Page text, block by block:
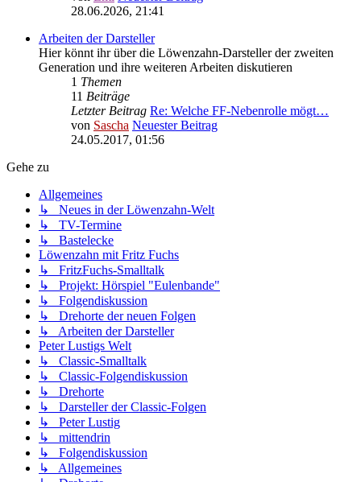
28.06.2026, 21:41
Arbeiten der Darsteller
Hier könnt ihr über die Löwenzahn-Darsteller der zweiten
Generation und ihre weiteren Arbeiten diskutieren
1 Themen
11 Beiträge
Letzter Beitrag Re: Welche FF-Nebenrolle mögt…
von Sascha Neuester Beitrag
24.05.2017, 01:56
Gehe zu
Allgemeines
↳ Neues in der Löwenzahn-Welt
↳ TV-Termine
↳ Bastelecke
Löwenzahn mit Fritz Fuchs
↳ FritzFuchs-Smalltalk
↳ Projekt: Hörspiel "Eulenbande"
↳ Folgendiskussion
↳ Drehorte der neuen Folgen
↳ Arbeiten der Darsteller
Peter Lustigs Welt
↳ Classic-Smalltalk
↳ Classic-Folgendiskussion
↳ Drehorte
↳ Darsteller der Classic-Folgen
↳ Peter Lustig
↳ mittendrin
↳ Folgendiskussion
↳ Allgemeines